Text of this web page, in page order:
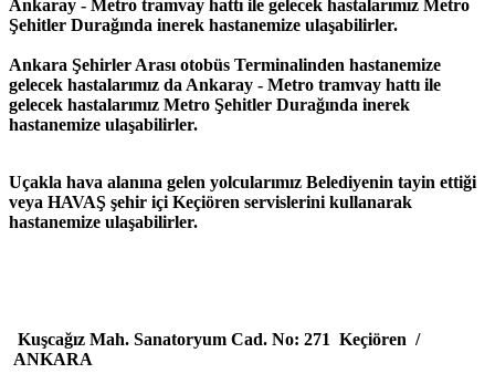
Ankaray - Metro tramvay hattı ile gelecek hastalarımız Metro
Şehitler Durağında inerek hastanemize ulaşabilirler.
Ankara Şehirler Arası otobüs Terminalinden hastanemize
gelecek hastalarımız da Ankaray - Metro tramvay hattı ile
gelecek hastalarımız Metro Şehitler Durağında inerek
hastanemize ulaşabilirler.
Uçakla hava alanına gelen yolcularımız Belediyenin tayin ettiği
veya HAVAŞ şehir içi Keçiören servislerini kullanarak
hastanemize ulaşabilirler.
Kuşcağız Mah. Sanatoryum Cad. No: 271 Keçiören /
ANKARA